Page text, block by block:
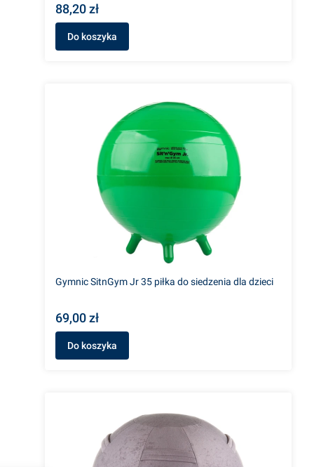
88,20 zł
Do koszyka
Gymnic SitnGym Jr 35 piłka do siedzenia dla dzieci
69,00 zł
Do koszyka